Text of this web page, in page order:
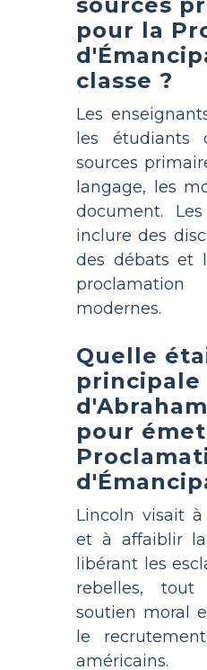
pour la
classe ?
Les
les étudiants
sources
langage, les
document.
inclure des
des débats et
modernes.
Quelle
pour
Lincoln visait à
et à affaiblir la
libérant les
rebelles,
soutien moral
le
américains.